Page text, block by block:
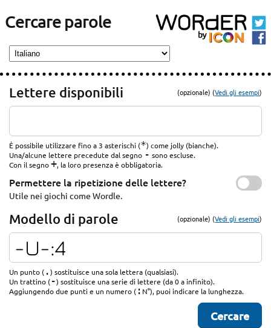
Cercare parole
Lettere disponibili (opzionale) (Vedi gli esempi)
È possibile utilizzare fino a 3 asterischi (*) come jolly (bianche).
Una/alcune lettere precedute dal segno - sono escluse.
Con il segno+, la loro presenza è obbligatoria.
Permettere la ripetizione delle lettere?
Utile nei giochi come Wordle.
Modello di parole (opzionale) (Vedi gli esempi)
Un punto (.) sostituisce una sola lettera (qualsiasi).
Un trattino (-) sostituisce una serie di lettere (da 0 a infinito).
Aggiungendo due punti e un numero (: N°), puoi indicare la lunghezza.